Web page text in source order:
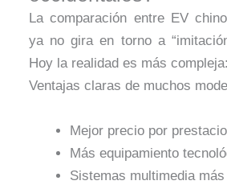
La comparación entre EV
ya no gira en torno a
Hoy la realidad es más compleja:
Ventajas claras de muchos
Mejor precio por
Más equipamiento
Sistemas multimedia